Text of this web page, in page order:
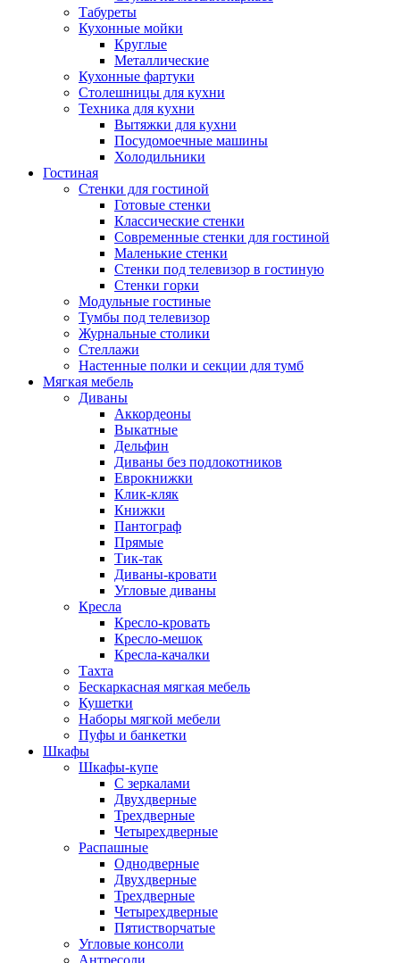
Табуреты
Кухонные мойки
Круглые
Металлические
Кухонные фартуки
Столешницы для кухни
Техника для кухни
Вытяжки для кухни
Посудомоечные машины
Холодильники
Гостиная
Стенки для гостиной
Готовые стенки
Классические стенки
Современные стенки для гостиной
Маленькие стенки
Стенки под телевизор в гостиную
Стенки горки
Модульные гостиные
Тумбы под телевизор
Журнальные столики
Стеллажи
Настенные полки и секции для тумб
Мягкая мебель
Диваны
Аккордеоны
Выкатные
Дельфин
Диваны без подлокотников
Еврокнижки
Клик-кляк
Книжки
Пантограф
Прямые
Тик-так
Диваны-кровати
Угловые диваны
Кресла
Кресло-кровать
Кресло-мешок
Кресла-качалки
Тахта
Бескаркасная мягкая мебель
Кушетки
Наборы мягкой мебели
Пуфы и банкетки
Шкафы
Шкафы-купе
С зеркалами
Двухдверные
Трехдверные
Четырехдверные
Распашные
Однодверные
Двухдверные
Трехдверные
Четырехдверные
Пятистворчатые
Угловые консоли
Антресоли